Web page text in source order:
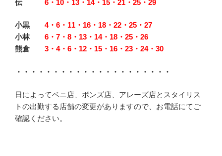
伝 6・10・13・14・15・21・25・29
小黒 4・6・11・16・18・22・25・27
小林 6・7・8・13・14・18・25・26
熊倉 3・4・6・12・15・16・23・24・30
・・・・・・・・・・・・・・・・・・・・・
日によってベニ店、ボンズ店、アレーズ店とスタイリス
トの出勤する店舗の変更がありますので、お電話にてご
確認ください。